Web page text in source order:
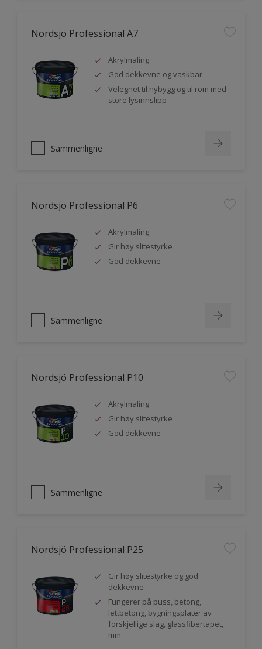
Nordsjö Professional A7
Akrylmaling
God dekkevne og vaskbar
Velegnet til nybygg og til rom med
store lysinnslipp
Sammenligne
Nordsjö Professional P6
Akrylmaling
Gir høy slitestyrke
God dekkevne
Sammenligne
Nordsjö Professional P10
Akrylmaling
Gir høy slitestyrke
God dekkevne
Sammenligne
Nordsjö Professional P25
Gir høy slitestyrke og god
dekkevne
Fungerer på puss, betong,
lettbetong, bygningsplater av
forskjellige slag, glassfibertapet,
mm